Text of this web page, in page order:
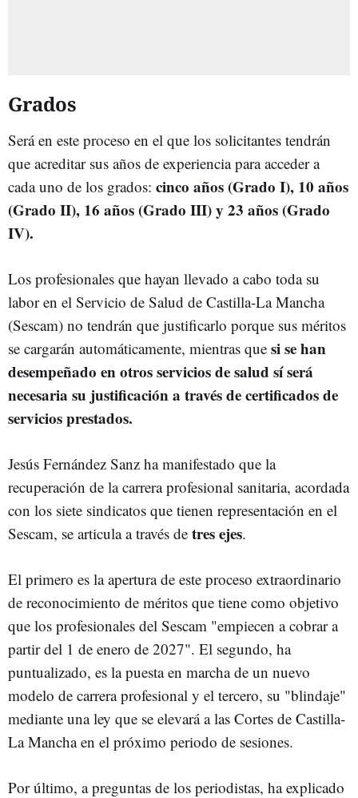
Grados
Será en este proceso en el que los solicitantes tendrán
que acreditar sus años de experiencia para acceder a
cada uno de los grados: cinco años (Grado I), 10 años
(Grado II), 16 años (Grado III) y 23 años (Grado
IV).
Los profesionales que hayan llevado a cabo toda su
labor en el Servicio de Salud de Castilla-La Mancha
(Sescam) no tendrán que justificarlo porque sus méritos
se cargarán automáticamente, mientras que si se han
desempeñado en otros servicios de salud sí será
necesaria su justificación a través de certificados de
servicios prestados.
Jesús Fernández Sanz ha manifestado que la
recuperación de la carrera profesional sanitaria, acordada
con los siete sindicatos que tienen representación en el
Sescam, se articula a través de tres ejes.
El primero es la apertura de este proceso extraordinario
de reconocimiento de méritos que tiene como objetivo
que los profesionales del Sescam "empiecen a cobrar a
partir del 1 de enero de 2027". El segundo, ha
puntualizado, es la puesta en marcha de un nuevo
modelo de carrera profesional y el tercero, su "blindaje"
mediante una ley que se elevará a las Cortes de Castilla-
La Mancha en el próximo periodo de sesiones.
Por último, a preguntas de los periodistas, ha explicado